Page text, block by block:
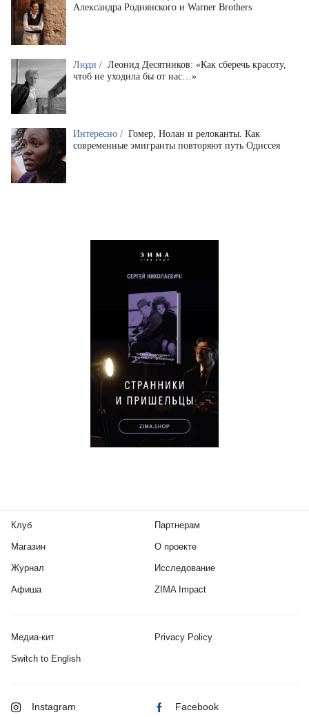
Александра Роднянского и Warner Brothers
Люди / Леонид Десятников: «Как сберечь красоту,
чтоб не уходила бы от нас…»
Интересно / Гомер, Нолан и релоканты. Как
современные эмигранты повторяют путь Одиссея
Клуб
Магазин
Журнал
Афиша
Партнерам
О проекте
Исследование
ZIMA Impact
Медиа-кит Privacy Policy
Switch to English
Instagram Facebook